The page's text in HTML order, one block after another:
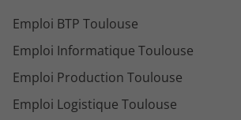
Emploi BTP Toulouse
Emploi Informatique Toulouse
Emploi Production Toulouse
Emploi Logistique Toulouse